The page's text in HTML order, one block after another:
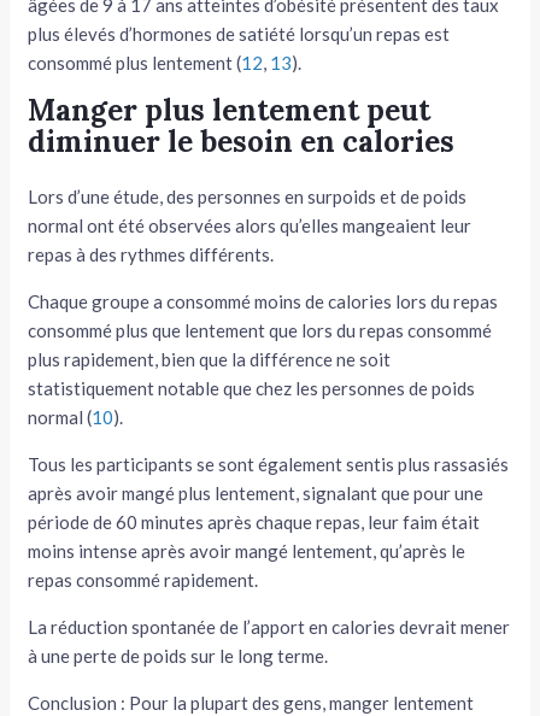
âgées de 9 à 17 ans atteintes d’obésité présentent des taux
plus élevés d’hormones de satiété lorsqu’un repas est
consommé plus lentement (12, 13).
Manger plus lentement peut
diminuer le besoin en calories
Lors d’une étude, des personnes en surpoids et de poids
normal ont été observées alors qu’elles mangeaient leur
repas à des rythmes différents.
Chaque groupe a consommé moins de calories lors du repas
consommé plus que lentement que lors du repas consommé
plus rapidement, bien que la différence ne soit
statistiquement notable que chez les personnes de poids
normal (10).
Tous les participants se sont également sentis plus rassasiés
après avoir mangé plus lentement, signalant que pour une
période de 60 minutes après chaque repas, leur faim était
moins intense après avoir mangé lentement, qu’après le
repas consommé rapidement.
La réduction spontanée de l’apport en calories devrait mener
à une perte de poids sur le long terme.
Conclusion : Pour la plupart des gens, manger lentement